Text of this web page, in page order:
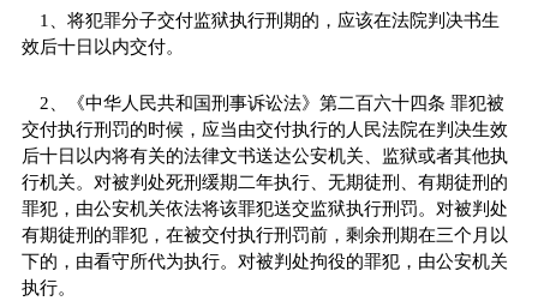
1、将犯罪分子交付监狱执行刑期的，应该在法院判决书生
效后十日以内交付。
2、《中华人民共和国刑事诉讼法》第二百六十四条 罪犯被
交付执行刑罚的时候，应当由交付执行的人民法院在判决生效
后十日以内将有关的法律文书送达公安机关、监狱或者其他执
行机关。对被判处死刑缓期二年执行、无期徒刑、有期徒刑的
罪犯，由公安机关依法将该罪犯送交监狱执行刑罚。对被判处
有期徒刑的罪犯，在被交付执行刑罚前，剩余刑期在三个月以
下的，由看守所代为执行。对被判处拘役的罪犯，由公安机关
执行。